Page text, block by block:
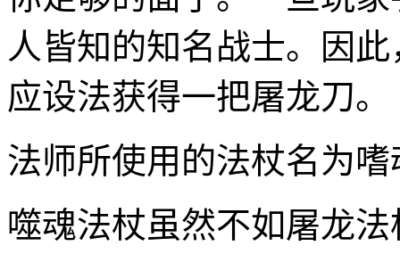
人皆知的知名战士。因
应设法获得一把屠龙刀。
法师所使用的法杖名为
噬魂法杖虽然不如屠龙